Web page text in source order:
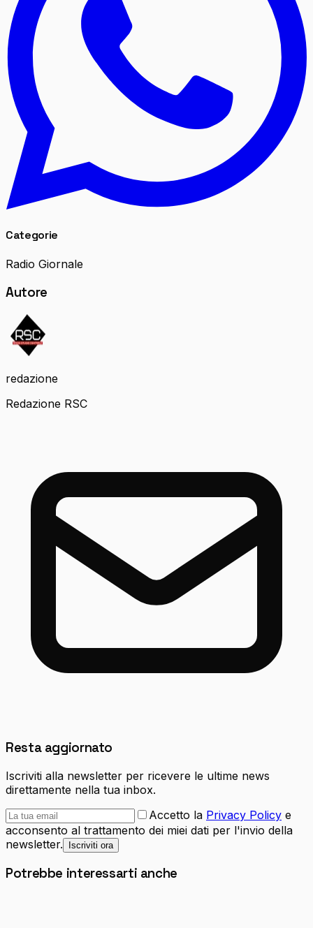
Categorie
Radio Giornale
Autore
redazione
Redazione RSC
Resta aggiornato
Iscriviti alla newsletter per ricevere le ultime news
direttamente nella tua inbox.
Accetto la Privacy Policy e
acconsento al trattamento dei miei dati per l'invio della
newsletter.
Iscriviti ora
Potrebbe interessarti anche